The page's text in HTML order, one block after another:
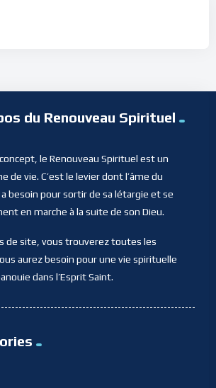
du Renouveau Spirituel
le Renouveau Spirituel est un
de vie. C’est le levier dont l’âme du
besoin pour sortir de sa létargie et se
en marche à la suite de son Dieu.
de site, vous trouverez toutes les
aurez besoin pour une vie spirituelle
dans l’Esprit Saint.